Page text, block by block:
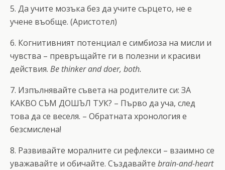
5. Да учите мозъка без да учите сърцето, не е
учене въобще. (Аристотел)
6. Когнитивният потенциал е симбиоза на мисли и
чувства – превръщайте ги в полезни и красиви
действия. Be thinker and doer, both.
7. Изпълнявайте съвета на родителите си: ЗА
КАКВО СЪМ ДОШЪЛ ТУК? – Първо да уча, след
това да се веселя. – Обратната хронология е
безсмислена!
8. Развивайте моралните си рефлекси – взаимно се
уважавайте и обичайте. Създавайте brain-and-heart